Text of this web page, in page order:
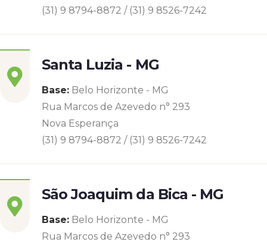
(31) 9 8794-8872 / (31) 9 8526-7242
Santa Luzia - MG
Base: Belo Horizonte - MG
Rua Marcos de Azevedo n° 293
Nova Esperança
(31) 9 8794-8872 / (31) 9 8526-7242
São Joaquim da Bica - MG
Base: Belo Horizonte - MG
Rua Marcos de Azevedo n° 293